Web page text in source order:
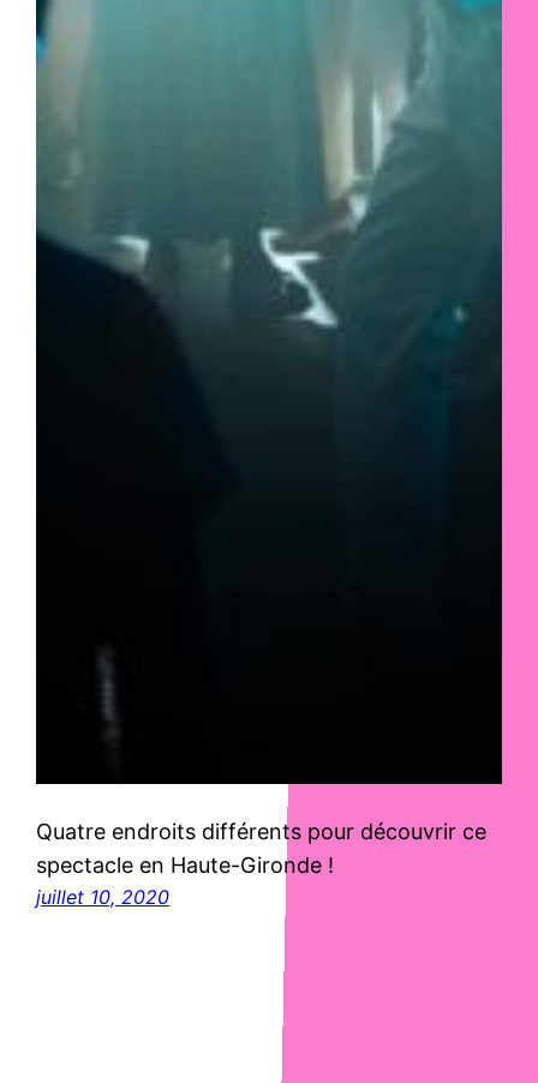
Quatre endroits différents pour découvrir ce
spectacle en Haute-Gironde !
juillet 10, 2020